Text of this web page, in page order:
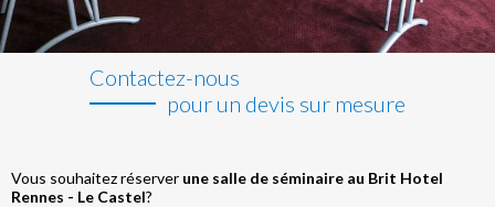
Contactez-nous
pour un devis sur mesure
Vous souhaitez réserver une salle de séminaire au Brit Hotel
Rennes - Le Castel?